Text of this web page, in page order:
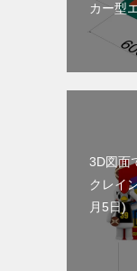
カー型
3D図面
クレイ
月5日